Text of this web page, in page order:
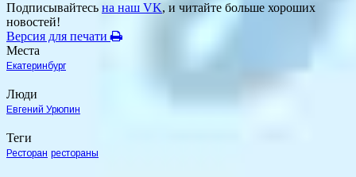
Подписывайтесь на наш VK, и читайте больше хороших
новостей!
Версия для печати
Места
Екатеринбург
Люди
Евгений Урюпин
Теги
Ресторан рестораны